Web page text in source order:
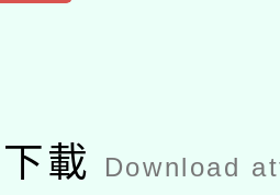
載 Download